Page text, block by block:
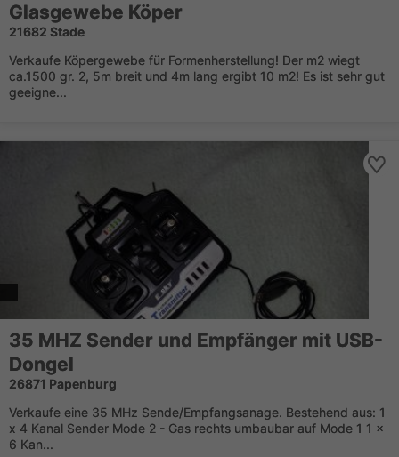
Glasgewebe Köper
21682 Stade
Verkaufe Köpergewebe für Formenherstellung! Der m2 wiegt
ca.1500 gr. 2, 5m breit und 4m lang ergibt 10 m2! Es ist sehr gut
geeigne...
35 MHZ Sender und Empfänger mit USB-
Dongel
26871 Papenburg
Verkaufe eine 35 MHz Sende/Empfangsanage. Bestehend aus: 1
x 4 Kanal Sender Mode 2 - Gas rechts umbaubar auf Mode 1 1 x
6 Kan...